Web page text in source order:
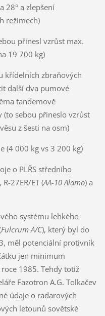
28° a zlepšení
režimech)
přinesl vzrůst max.
19 700 kg)
křídelních zbraňových
další dva pumové
tandemově
sebou přineslo vzrůst
z šesti na osm)
(4 000 kg vs 3 200 kg)
o PLŘS středního
R-27ER/ET (AA-10 Alamo) a
systému lehkého
Fulcrum A/C), který byl do
měl potenciální protivník
jen minimum
1985. Tehdy totiž
Fazotron A.G. Tolkačev
údaje o radarových
letounů sovětské